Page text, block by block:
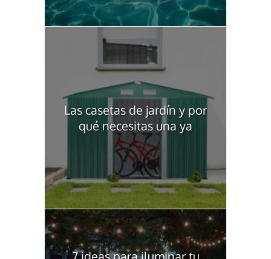
Las casetas de jardín y por
qué necesitas una ya